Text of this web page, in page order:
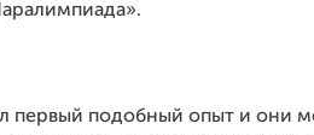
первый подобный опыт и они